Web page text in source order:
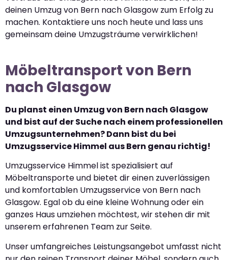
deinen Umzug von Bern nach Glasgow zum Erfolg zu
machen. Kontaktiere uns noch heute und lass uns
gemeinsam deine Umzugsträume verwirklichen!
Möbeltransport von Bern
nach Glasgow
Du planst einen Umzug von Bern nach Glasgow
und bist auf der Suche nach einem professionellen
Umzugsunternehmen? Dann bist du bei
Umzugsservice Himmel aus Bern genau richtig!
Umzugsservice Himmel ist spezialisiert auf
Möbeltransporte und bietet dir einen zuverlässigen
und komfortablen Umzugsservice von Bern nach
Glasgow. Egal ob du eine kleine Wohnung oder ein
ganzes Haus umziehen möchtest, wir stehen dir mit
unserem erfahrenen Team zur Seite.
Unser umfangreiches Leistungsangebot umfasst nicht